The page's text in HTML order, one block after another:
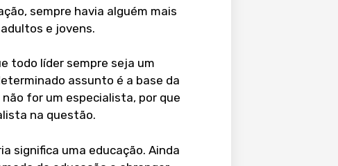
sempre havia alguém mais
e jovens.
todo líder sempre seja um
assunto é a base da
for um especialista, por que
na questão.
significa uma educação. Ainda